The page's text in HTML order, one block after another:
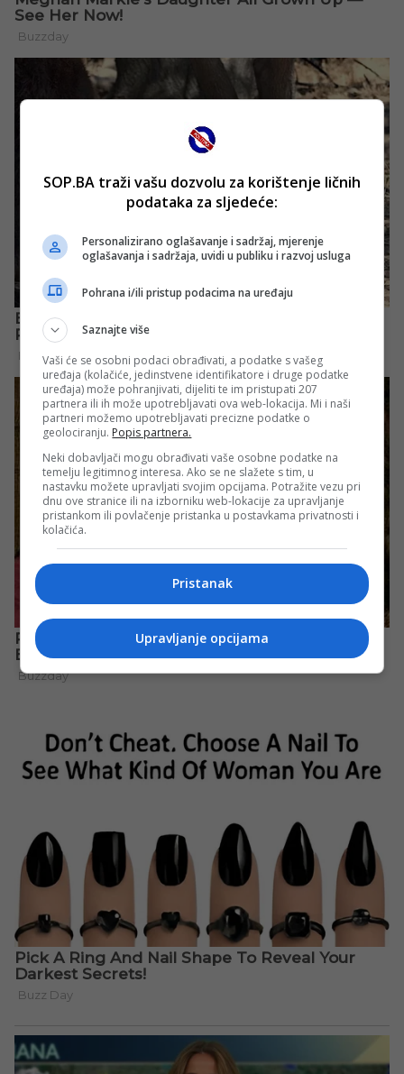
SOP.BA traži vašu dozvolu za korištenje ličnih
podataka za sljedeće:
Personalizirano oglašavanje i sadržaj, mjerenje
oglašavanja i sadržaja, uvidi u publiku i razvoj usluga
Pohrana i/ili pristup podacima na uređaju
Saznajte više
Vaši će se osobni podaci obrađivati, a podatke s vašeg
uređaja (kolačiće, jedinstvene identifikatore i druge podatke
uređaja) može pohranjivati, dijeliti te im pristupati 207
partnera ili ih može upotrebljavati ova web-lokacija. Mi i naši
partneri možemo upotrebljavati precizne podatke o
geolociranju. Popis partnera.
Neki dobavljači mogu obrađivati vaše osobne podatke na
temelju legitimnog interesa. Ako se ne slažete s tim, u
nastavku možete upravljati svojim opcijama. Potražite vezu pri
dnu ove stranice ili na izborniku web-lokacije za upravljanje
pristankom ili povlačenje pristanka u postavkama privatnosti i
kolačića.
Pristanak
Upravljanje opcijama